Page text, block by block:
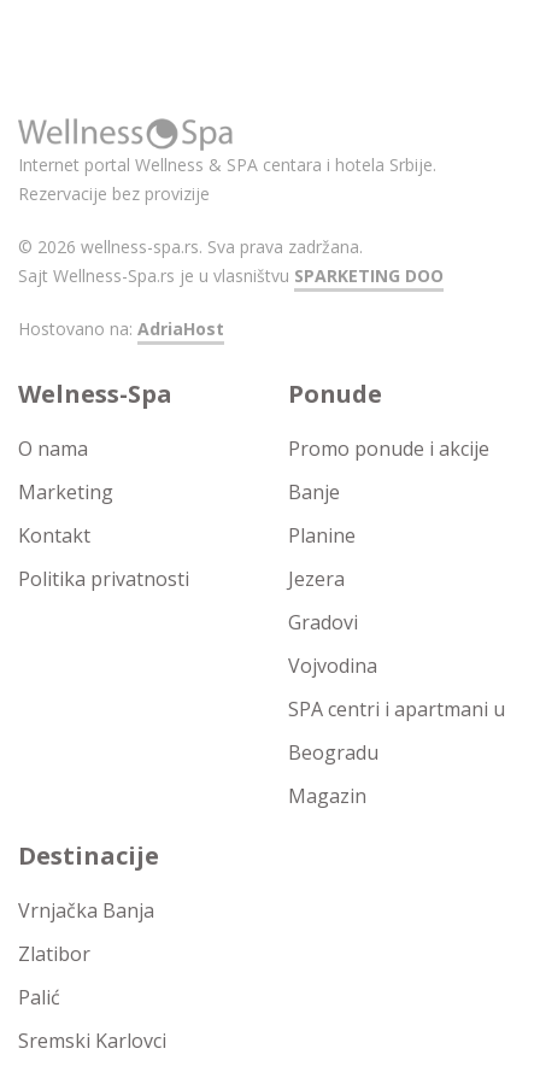
Internet portal Wellness & SPA centara i hotela Srbije.
Rezervacije bez provizije
© 2026 wellness-spa.rs. Sva prava zadržana.
Sajt Wellness-Spa.rs je u vlasništvu SPARKETING DOO
Hostovano na: AdriaHost
Welness-Spa
O nama
Marketing
Kontakt
Politika privatnosti
Ponude
Promo ponude i akcije
Banje
Planine
Jezera
Gradovi
Vojvodina
SPA centri i apartmani u
Beogradu
Magazin
Destinacije
Vrnjačka Banja
Zlatibor
Palić
Sremski Karlovci